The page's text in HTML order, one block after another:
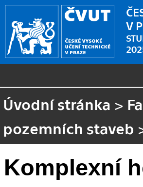
V
Úvodní stránka >
pozemních staveb
Komplexní